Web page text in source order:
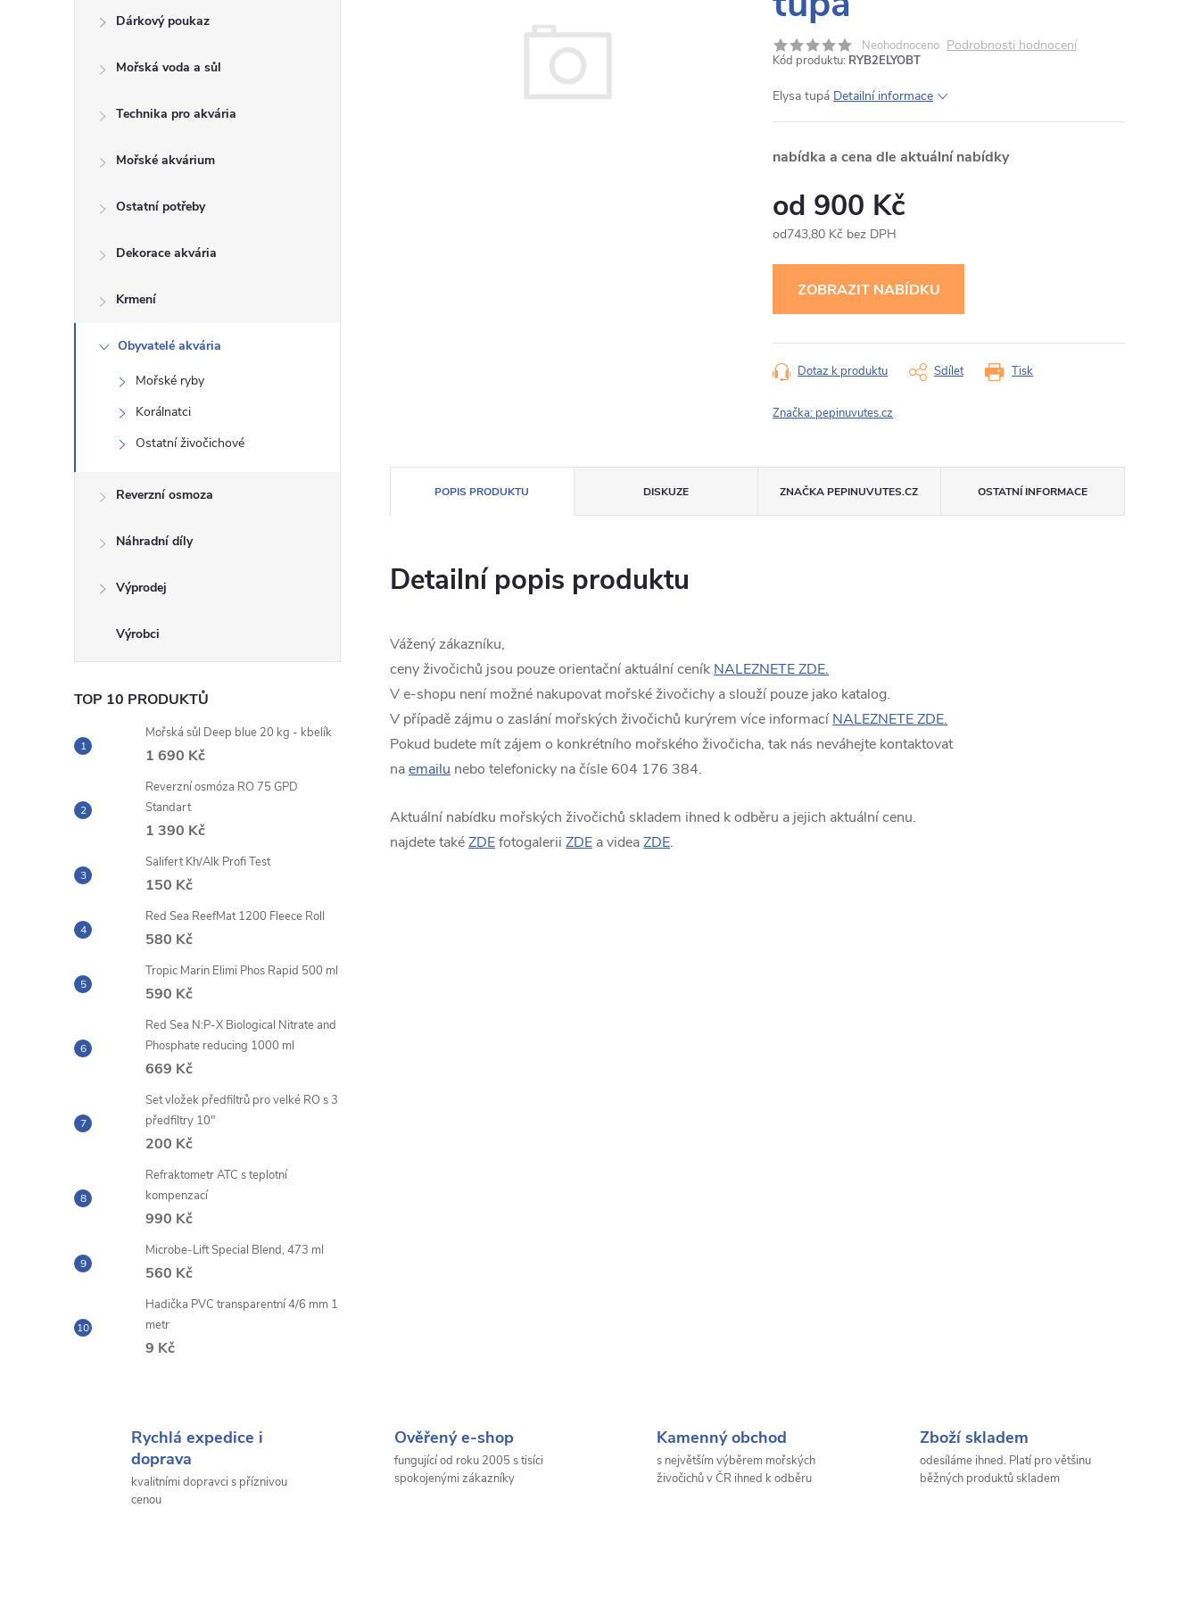
e
Dárkový poukaz
Mořská voda a sůl
Technika pro akvária
Mořské akvárium
Ostatní potřeby
Dekorace akvária
Krmení
Obyvatelé akvária
Mořské ryby
Korálnatci
Ostatní živočichové
Reverzní osmoza
Náhradní díly
Výprodej
TOP 10 PRODUKTŮ
Mořská sůl Deep blue 20 kg - kbelík
1 690 Kč
Reverzní osmóza RO 75 GPD
Standart
1 390 Kč
Salifert Kh/Alk Profi Test
150 Kč
Red Sea ReefMat 1200 Fleece Roll
580 Kč
Tropic Marin Elimi Phos Rapid 500 ml
590 Kč
Red Sea N:P-X Biological Nitrate and
Phosphate reducing 1000 ml
669 Kč
Set vložek předfiltrů pro velké RO s 3
předfiltry 10"
200 Kč
Refraktometr ATC s teplotní
kompenzací
990 Kč
Microbe-Lift Special Blend, 473 ml
560 Kč
Hadička PVC transparentní 4/6 mm 1
metr
9 Kč
Neohodnoceno Podrobnosti hodnocení
Kód produktu: RYB2ELYOBT
Elysa tupá Detailní informace
nabídka a cena dle aktuální nabídky
900 Kč
743,80 Kč bez DPH
Tisk
Dotaz k produktu Sdílet
Značka: pepinuvutes.cz
POPIS PRODUKTU DISKUZE ZNAČKA PEPINUVUTES.CZ OSTATNÍ INFORMACE
Detailní popis produktu
Vážený zákazníku,
ceny živočichů jsou pouze orientační aktuální ceník NALEZNETE ZDE.
V e-shopu není možné nakupovat mořské živočichy a slouží pouze jako katalog.
V případě zájmu o zaslání mořských živočichů kurýrem více informací NALEZNETE ZDE.
Pokud budete mít zájem o konkrétního mořského živočicha, tak nás neváhejte kontaktovat
naemailu nebo telefonicky na čísle 604 176 384.
Aktuální nabídku mořských živočichů skladem ihned k odběru a jejich aktuální cenu.
najdete takéZDEfotogalerii ZDE a videaZDE.
Rychlá expedice i
doprava
kvalitními dopravci s příznivou
cenou
Ověřený e-shop
fungující od roku 2005 s tisíci
spokojenými zákazníky
Kamenný obchod
s největším výběrem mořských
živočichů v ČR ihned k odběru
Zboží skladem
odesíláme ihned. Platí pro většinu
běžných produktů skladem